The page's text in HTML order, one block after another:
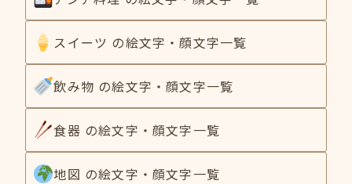
スイーツ の絵文字・顔文字一覧
飲み物 の絵文字・顔文字一覧
食器 の絵文字・顔文字一覧
地図 の絵文字・顔文字一覧